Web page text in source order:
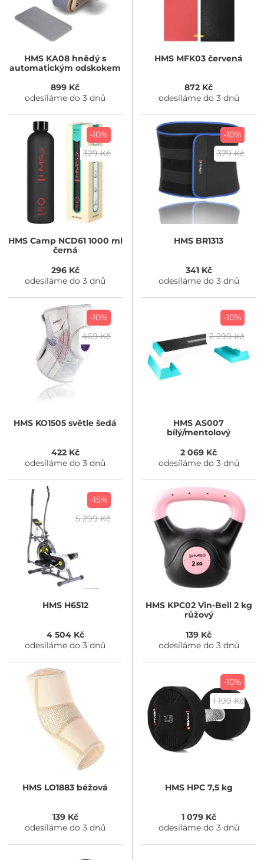
HMS KA08 hnědý s
automatickým odskokem
899 Kč
odesíláme do 3 dnů
HMS MFK03 červená
872 Kč
odesíláme do 3 dnů
-10%
329 Kč
HMSCamp NCD61 1000 ml
černá
296 Kč
odesíláme do 3 dnů
-10%
379 Kč
HMS BR1313
341 Kč
odesíláme do 3 dnů
-10%
469 Kč
HMS KO1505 světle šedá
422 Kč
odesíláme do 3 dnů
-10%
2 299 Kč
HMS AS007
bílý/mentolový
2 069 Kč
odesíláme do 3 dnů
-15%
5 299 Kč
HMSH6512
4 504 Kč
odesíláme do 3 dnů
HMSKPC02 Vin-Bell 2 kg
růžový
139 Kč
odesíláme do 3 dnů
HMS LO1883 béžová
139 Kč
odesíláme do 3 dnů
-10%
1 199 Kč
HMSHPC 7,5 kg
1 079 Kč
odesíláme do 3 dnů